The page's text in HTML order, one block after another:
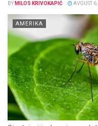
BY MILOS KRIVOKAPIĆ AVGUST
AMERIKA